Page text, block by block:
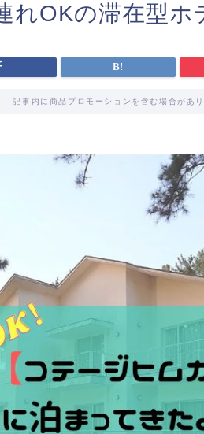
れOKの滞在型ホ
記事内に商品プロモーションを含む場合があ